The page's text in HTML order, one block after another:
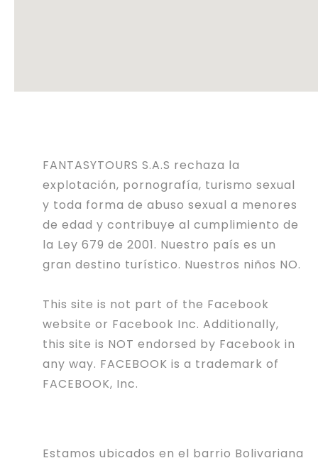
FANTASYTOURS S.A.S rechaza la
explotación, pornografía, turismo sexual
y toda forma de abuso sexual a menores
de edad y contribuye al cumplimiento de
la Ley 679 de 2001. Nuestro país es un
gran destino turístico. Nuestros niños NO.
This site is not part of the Facebook
website or Facebook Inc. Additionally,
this site is NOT endorsed by Facebook in
any way. FACEBOOK is a trademark of
FACEBOOK, Inc.
Estamos ubicados en el barrio Bolivariana